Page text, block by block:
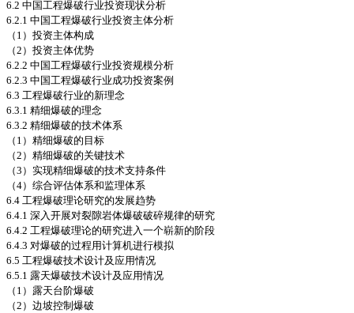
6.2 中国工程爆破行业投资现状分析
6.2.1 中国工程爆破行业投资主体分析
（1）投资主体构成
（2）投资主体优势
6.2.2 中国工程爆破行业投资规模分析
6.2.3 中国工程爆破行业成功投资案例
6.3 工程爆破行业的新理念
6.3.1 精细爆破的理念
6.3.2 精细爆破的技术体系
（1）精细爆破的目标
（2）精细爆破的关键技术
（3）实现精细爆破的技术支持条件
（4）综合评估体系和监理体系
6.4 工程爆破理论研究的发展趋势
6.4.1 深入开展对裂隙岩体爆破破碎规律的研究
6.4.2 工程爆破理论的研究进入一个崭新的阶段
6.4.3 对爆破的过程用计算机进行模拟
6.5 工程爆破技术设计及应用情况
6.5.1 露天爆破技术设计及应用情况
（1）露天台阶爆破
（2）边坡控制爆破